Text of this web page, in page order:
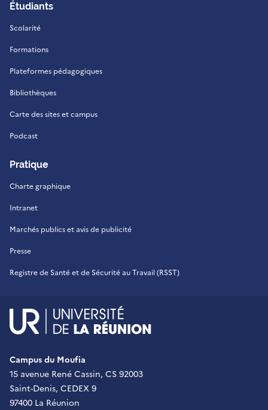
Étudiants
Scolarité
Formations
Plateformes pédagogiques
Bibliothèques
Carte des sites et campus
Podcast
Pratique
Charte graphique
Intranet
Marchés publics et avis de publicité
Presse
Registre de Santé et de Sécurité au Travail (RSST)
Campus du Moufia
15 avenue René Cassin, CS 92003
Saint-Denis, CEDEX 9
97400 La Réunion